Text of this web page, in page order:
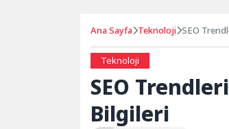
Ana Sayfa Teknoloji SEO
Teknoloji
SEO
Bilgileri